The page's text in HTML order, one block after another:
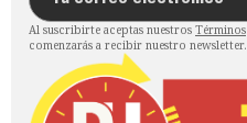
Al suscribirte aceptas nuestros Términos
comenzarás a recibir nuestro newsletter.